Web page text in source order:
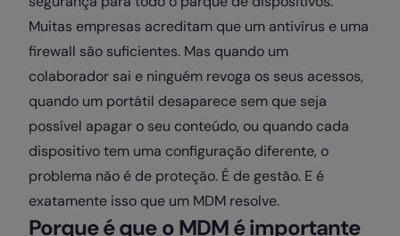
Muitas empresas acreditam que um antivírus e uma
firewall são suficientes. Mas quando um
colaborador sai e ninguém revoga os seus acessos,
quando um portátil desaparece sem que seja
possível apagar o seu conteúdo, ou quando cada
dispositivo tem uma configuração diferente, o
problema não é de proteção. É de gestão. E é
exatamente isso que um MDM resolve.
Porque é que o MDM é importante